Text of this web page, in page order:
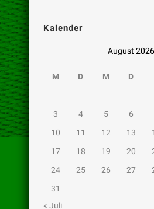
Kalender
August 2026
M D M D
3
4 5 6
10
11 12 13
17
18 19 20
24
25 26 27
31
« Juli